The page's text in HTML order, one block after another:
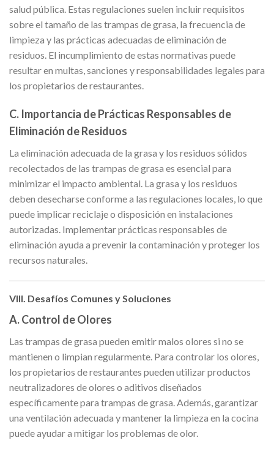
salud pública. Estas regulaciones suelen incluir requisitos
sobre el tamaño de las trampas de grasa, la frecuencia de
limpieza y las prácticas adecuadas de eliminación de
residuos. El incumplimiento de estas normativas puede
resultar en multas, sanciones y responsabilidades legales para
los propietarios de restaurantes.
C. Importancia de Prácticas Responsables de
Eliminación de Residuos
La eliminación adecuada de la grasa y los residuos sólidos
recolectados de las trampas de grasa es esencial para
minimizar el impacto ambiental. La grasa y los residuos
deben desecharse conforme a las regulaciones locales, lo que
puede implicar reciclaje o disposición en instalaciones
autorizadas. Implementar prácticas responsables de
eliminación ayuda a prevenir la contaminación y proteger los
recursos naturales.
VIII. Desafíos Comunes y Soluciones
A. Control de Olores
Las trampas de grasa pueden emitir malos olores si no se
mantienen o limpian regularmente. Para controlar los olores,
los propietarios de restaurantes pueden utilizar productos
neutralizadores de olores o aditivos diseñados
específicamente para trampas de grasa. Además, garantizar
una ventilación adecuada y mantener la limpieza en la cocina
puede ayudar a mitigar los problemas de olor.